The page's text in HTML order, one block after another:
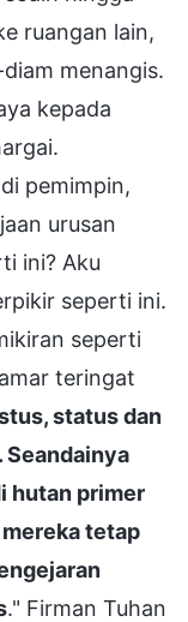
ruangan lain,
menangis.
kepada
pemimpin,
urusan
ini? Aku
seperti ini.
seperti
teringat
status dan
Seandainya
hutan primer
tetap
." Firman Tuhan